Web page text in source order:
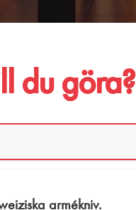
du göra?
armékniv.